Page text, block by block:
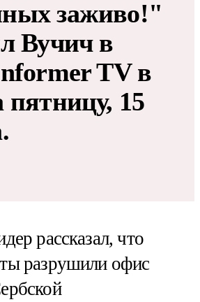
заживо!"
Вучич в
TV в
пятницу, 15
рассказал, что
разрушили офис